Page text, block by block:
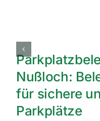
Nußloch:
für sichere
Parkplätze